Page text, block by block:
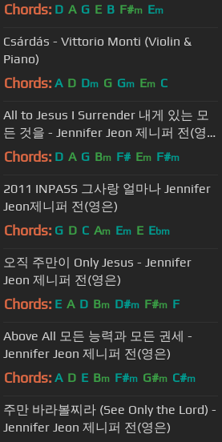
Chords: D A G E B F#m Em
Csárdás - Vittorio Monti (Violin &
Piano)
Chords: A D Dm G Gm Em C
All to Jesus I Surrender 내게 있는 모
든 것을 - Jennifer Jeon 제니퍼 전(영
은)
Chords: D A G Bm F# Em F#m
2011 INPASS 그사랑 얼마나 Jennifer
Jeon제니퍼 전(영은)
Chords: G D C Am Em E Ebm
오직 주만이 Only Jesus - Jennifer
Jeon 제니퍼 전(영은)
Chords: E A D Bm D#m F#m F
Above All 모든 능력과 모든 권세 -
Jennifer Jeon 제니퍼 전(영은)
Chords: A D E Bm F#m G#m C#m
주만 바라볼찌라 (See Only the Lord) -
Jennifer Jeon 제니퍼 전(영은)